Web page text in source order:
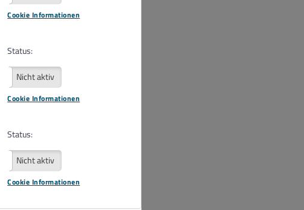
Cookie Informationen
Status:
Nicht aktiv
Cookie Informationen
Status:
Nicht aktiv
Cookie Informationen